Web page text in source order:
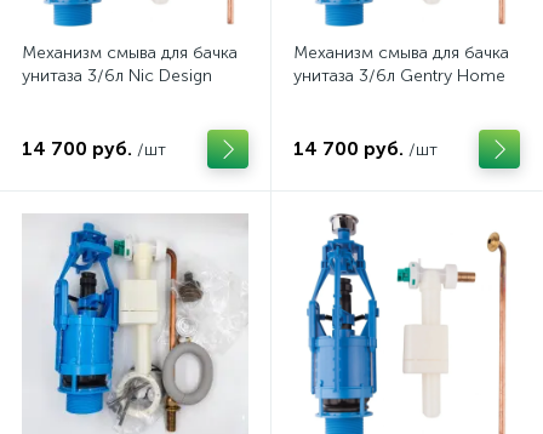
Механизм смыва для бачка
унитаза 3/6л Nic Design
14 700 руб. /шт
Механизм смыва для бачка
унитаза 3/6л Gentry Home
14 700 руб. /шт